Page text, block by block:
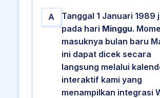
A
Tanggal 1 Januari 1989
pada hari Minggu.
masuknya bulan baru
ini dapat dicek secara
langsung melalui
interaktif kami yang
menampilkan integrasi